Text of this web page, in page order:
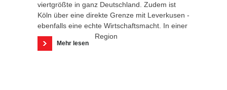
viertgrößte in ganz Deutschland. Zudem ist
Köln über eine direkte Grenze mit Leverkusen -
ebenfalls eine echte Wirtschaftsmacht. In einer
Region
Mehr lesen